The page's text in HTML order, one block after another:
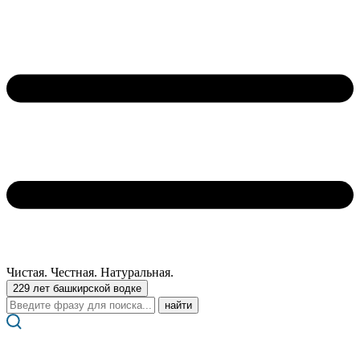
Чистая. Честная. Натуральная.
229 лет башкирской водке
Поиск: